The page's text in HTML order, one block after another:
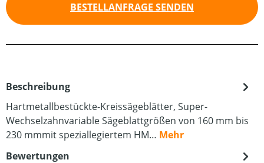
BESTELLANFRAGE SENDEN
Beschreibung
Hartmetallbestückte-Kreissägeblätter, Super-
Wechselzahnvariable Sägeblattgrößen von 160 mm bis
230 mmmit speziallegiertem HM… Mehr
Bewertungen